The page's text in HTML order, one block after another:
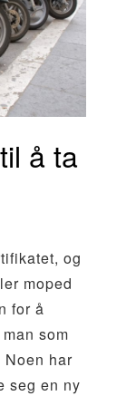
å ta
og
moped
for å
som
Noen har
seg en ny